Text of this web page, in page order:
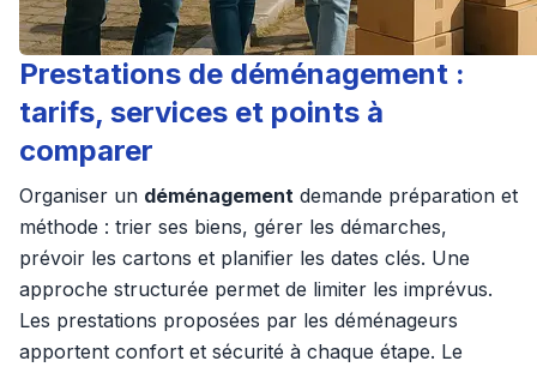
Prestations de déménagement :
tarifs, services et points à
comparer
Organiser un déménagement demande préparation et
méthode : trier ses biens, gérer les démarches,
prévoir les cartons et planifier les dates clés. Une
approche structurée permet de limiter les imprévus.
Les prestations proposées par les déménageurs
apportent confort et sécurité à chaque étape. Le